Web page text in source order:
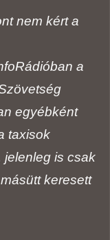
nem kért a
a
egyébként
taxisok
jelenleg is csak
keresett